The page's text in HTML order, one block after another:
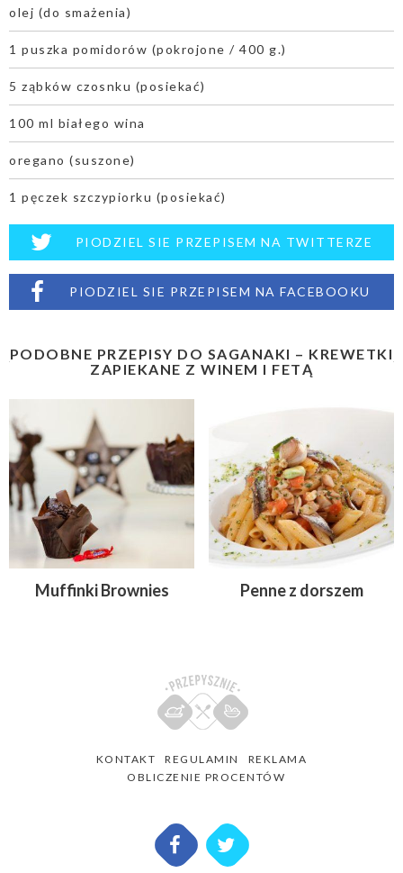
olej (do smażenia)
1 puszka pomidorów (pokrojone / 400 g.)
5 ząbków czosnku (posiekać)
100 ml białego wina
oregano (suszone)
1 pęczek szczypiorku (posiekać)
PIODZIEL SIE PRZEPISEM NA TWITTERZE
PIODZIEL SIE PRZEPISEM NA FACEBOOKU
PODOBNE PRZEPISY DO SAGANAKI – KREWETKI
ZAPIEKANE Z WINEM I FETĄ
Muffinki Brownies Penne z dorszem
KONTAKT REGULAMIN
REKLAMA
OBLICZENIE PROCENTÓW